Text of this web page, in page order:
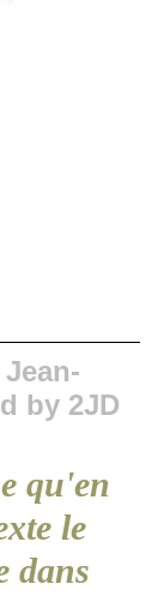
by 2JD
qu'en
le
dans